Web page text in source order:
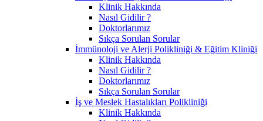
Klinik Hakkında
Nasıl Gidilir ?
Doktorlarımız
Sıkça Sorulan Sorular
İmmünoloji ve Alerji Polikliniği & Eğitim Kliniği
Klinik Hakkında
Nasıl Gidilir ?
Doktorlarımız
Sıkça Sorulan Sorular
İş ve Meslek Hastalıkları Polikliniği
Klinik Hakkında